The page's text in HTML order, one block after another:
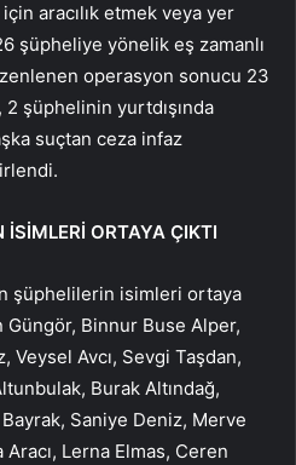
aracılık etmek veya yer
şüpheliye yönelik eş zamanlı
operasyon sonucu 23
2 şüphelinin yurtdışında
suçtan ceza infaz
ORTAYA ÇIKTI
şüphelilerin isimleri ortaya
Güngör, Binnur Buse Alper,
Veysel Avcı, Sevgi Taşdan,
Burak Altındağ,
Saniye Deniz, Merve
Lerna Elmas, Ceren